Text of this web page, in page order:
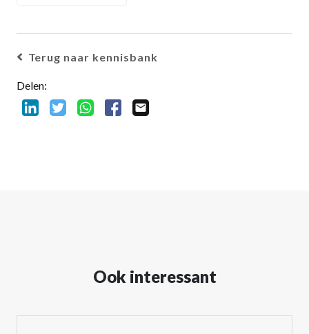
Terug naar kennisbank
Delen:
Ook interessant